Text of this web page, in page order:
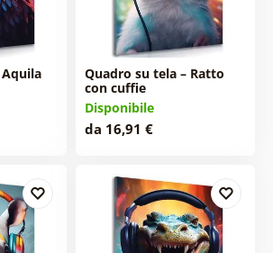
Quadro su tela – Ratto
con cuffie
Disponibile
da 16,91 €